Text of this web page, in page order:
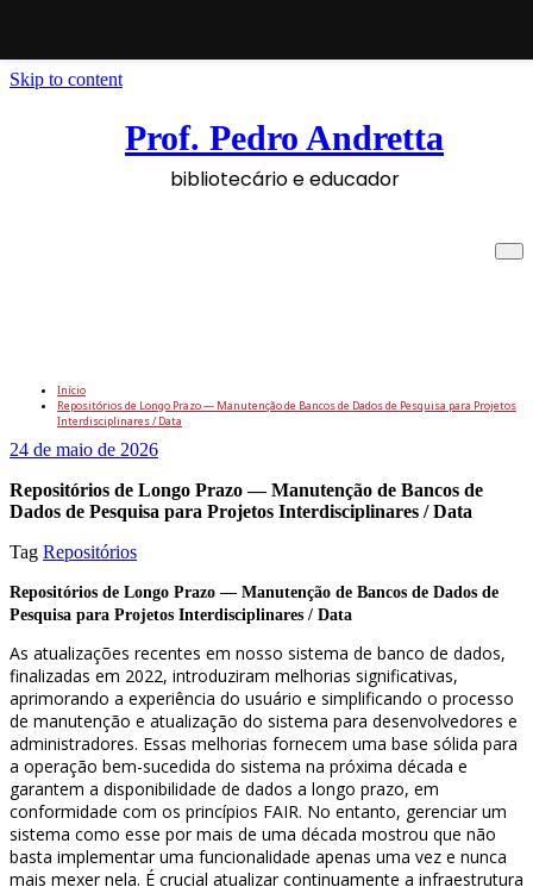
Skip to content
Prof. Pedro Andretta
bibliotecário e educador
Início
Repositórios de Longo Prazo — Manutenção de Bancos de Dados de Pesquisa para Projetos
Interdisciplinares / Data
24 de maio de 2026
Repositórios de Longo Prazo — Manutenção de Bancos de
Dados de Pesquisa para Projetos Interdisciplinares / Data
Tag Repositórios
Repositórios de Longo Prazo — Manutenção de Bancos de Dados de
Pesquisa para Projetos Interdisciplinares / Data
As atualizações recentes em nosso sistema de banco de dados,
finalizadas em 2022, introduziram melhorias significativas,
aprimorando a experiência do usuário e simplificando o processo
de manutenção e atualização do sistema para desenvolvedores e
administradores. Essas melhorias fornecem uma base sólida para
a operação bem-sucedida do sistema na próxima década e
garantem a disponibilidade de dados a longo prazo, em
conformidade com os princípios FAIR. No entanto, gerenciar um
sistema como esse por mais de uma década mostrou que não
basta implementar uma funcionalidade apenas uma vez e nunca
mais mexer nela. É crucial atualizar continuamente a infraestrutura